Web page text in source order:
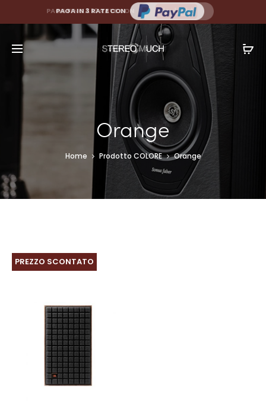
PAGA FINO A 10 RATE CON
PAGA IN 3 RATE CON
Orange
Home Prodotto COLORE Orange
PREZZO SCONTATO